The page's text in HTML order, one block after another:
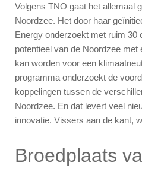
Volgens TNO gaat het allemaal
Noordzee. Het door haar
Energy onderzoekt met ruim 30
potentieel van de Noordzee met
kan worden voor een
programma onderzoekt de
koppelingen tussen de
Noordzee. En dat levert veel
innovatie. Vissers aan de kant,
Broedplaats